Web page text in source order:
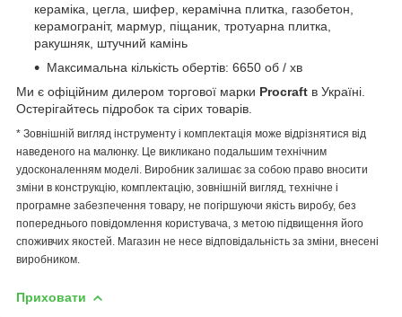
кераміка, цегла, шифер, керамічна плитка, газобетон,
керамограніт, мармур, піщаник, тротуарна плитка,
ракушняк, штучний камінь
Максимальна кількість обертів: 6650 об / хв
Ми є офіційним дилером торгової марки Procraft в Україні.
Остерігайтесь підробок та сірих товарів.
* Зовнішній вигляд інструменту і комплектація може відрізнятися від
наведеного на малюнку. Це викликано подальшим технічним
удосконаленням моделі. Виробник залишає за собою право вносити
зміни в конструкцію, комплектацію, зовнішній вигляд, технічне і
програмне забезпечення товару, не погіршуючи якість виробу, без
попереднього повідомлення користувача, з метою підвищення його
споживчих якостей. Магазин не несе відповідальність за зміни, внесені
виробником.
Приховати